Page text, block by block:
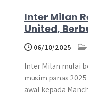
Inter Milan
United,
06/10/2025
Inter Milan mulai
musim panas
awal kepada